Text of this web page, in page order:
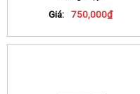
Giá: 750,000₫